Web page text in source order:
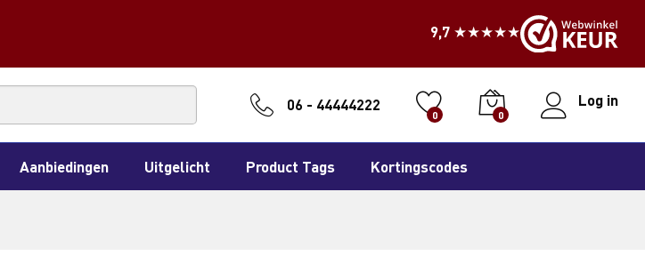
9,7 ★★★★★
06 - 44444222
0 0
Log in
Aanbiedingen Uitgelicht Product Tags Kortingscodes